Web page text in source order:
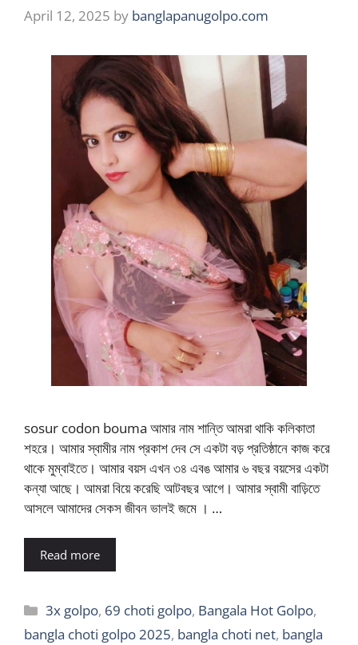
April 12, 2025 by banglapanugolpo.com
sosur codon bouma আমার নাম শান্তি আমরা থাকি কলিকাতা
শহরে। আমার স্বামীর নাম প্রকাশ দেব সে একটা বড় প্রতিষ্ঠানে কাজ করে
থাকে মুম্বাইতে। আমার বয়স এখন ৩৪ এবঙ আমার ৬ বছর বয়সের একটা
কন্যা আছে। আমরা বিয়ে করেছি আটবছর আগে। আমার স্বামী বাড়িতে
আসলে আমাদের সেকস জীবন ভালই জমে । …
Read more
Categories
3x golpo, 69 choti golpo, Bangala Hot Golpo,
bangla choti golpo 2025, bangla choti net, bangla